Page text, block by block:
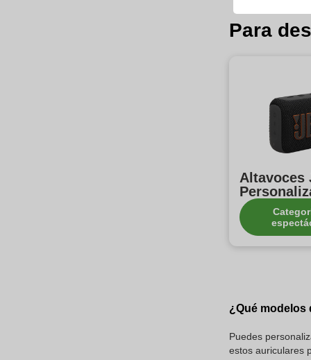
Para
Altavoces
¿Qué modelos
Puedes
estos auriculares